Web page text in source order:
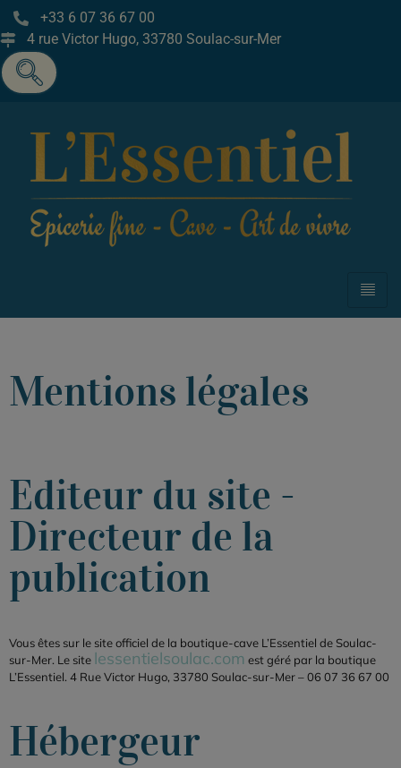
+33 6 07 36 67 00
4 rue Victor Hugo, 33780 Soulac-sur-Mer
Mentions légales
Editeur du site -
Directeur de la
publication
Vous êtes sur le site officiel de la boutique-cave L’Essentiel de Soulac-
sur-Mer. Le site lessentielsoulac.com est géré par la boutique
L’Essentiel. 4 Rue Victor Hugo, 33780 Soulac-sur-Mer –06 07 36 67 00
Hébergeur